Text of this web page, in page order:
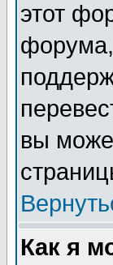
этот
вы
Как я